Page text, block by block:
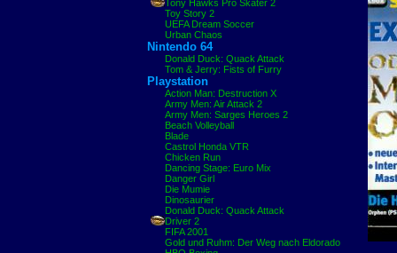
Tony Hawks Pro Skater 2
Toy Story 2
UEFA Dream Soccer
Urban Chaos
Nintendo 64
Donald Duck: Quack Attack
Tom & Jerry: Fists of Furry
Playstation
Action Man: Destruction X
Army Men: Air Attack 2
Army Men: Sarges Heroes 2
Beach Volleyball
Blade
Castrol Honda VTR
Chicken Run
Dancing Stage: Euro Mix
Danger Girl
Die Mumie
Dinosaurier
Donald Duck: Quack Attack
Driver 2
FIFA 2001
Gold und Ruhm: Der Weg nach Eldorado